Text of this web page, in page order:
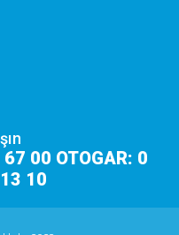
00 OTOGAR: 0
10